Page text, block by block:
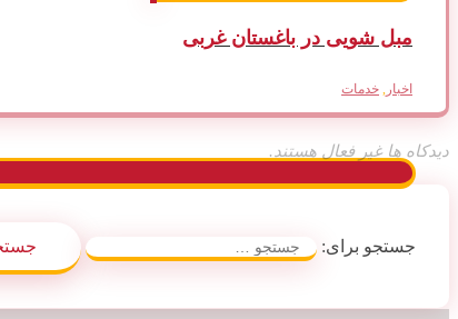
مبل شویی در باغستان غربی
اخبار , خدمات
دیدکاه ها غیر فعال هستند.
جستجو برای: